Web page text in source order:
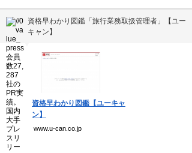
資格早わかり図鑑「旅行業務取扱管理者」【ユー
キャン】
資格早わかり図鑑【ユーキャ
ン】
www.u-can.co.jp